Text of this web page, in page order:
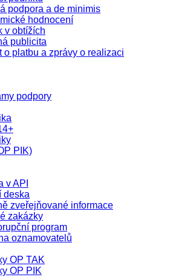
podpora a de minimis
hodnocení
v obtížích
publicita
o platbu a zprávy o realizaci
podpory
PIK)
v API
deska
zveřejňované informace
zakázky
program
oznamovatelů
OP TAK
OP PIK